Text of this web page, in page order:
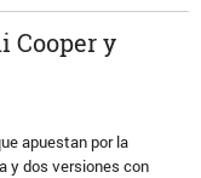
Cooper y
apuestan por la
y dos versiones con